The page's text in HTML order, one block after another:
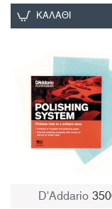
ΚΑΛΆΘΙ
D'Addario